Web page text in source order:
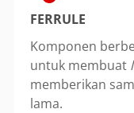
FERRULE
Komponen
untuk membuat
memberikan
lama.